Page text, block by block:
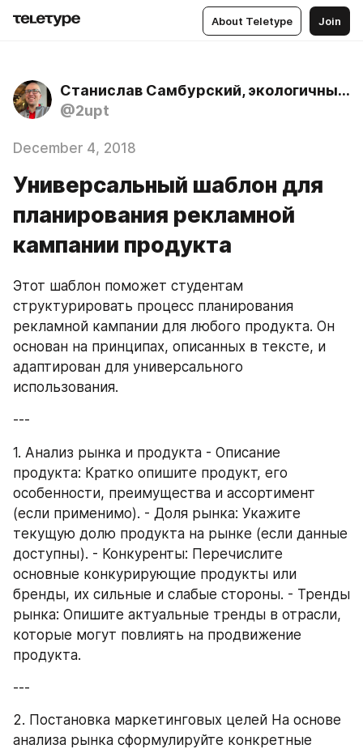
About Teletype Join
Станислав Самбурский, экологичный психолог
@2upt
December 4, 2018
Универсальный шаблон для
планирования рекламной
кампании продукта
Этот шаблон поможет студентам
структурировать процесс планирования
рекламной кампании для любого продукта. Он
основан на принципах, описанных в тексте, и
адаптирован для универсального
использования.
---
1. Анализ рынка и продукта - Описание
продукта: Кратко опишите продукт, его
особенности, преимущества и ассортимент
(если применимо). - Доля рынка: Укажите
текущую долю продукта на рынке (если данные
доступны). - Конкуренты: Перечислите
основные конкурирующие продукты или
бренды, их сильные и слабые стороны. - Тренды
рынка: Опишите актуальные тренды в отрасли,
которые могут повлиять на продвижение
продукта.
---
2. Постановка маркетинговых целей На основе
анализа рынка сформулируйте конкретные